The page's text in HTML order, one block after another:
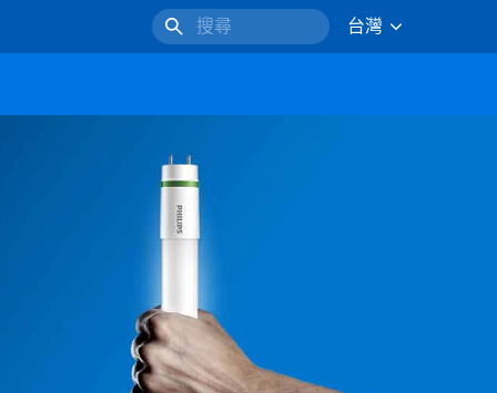
搜尋 台灣